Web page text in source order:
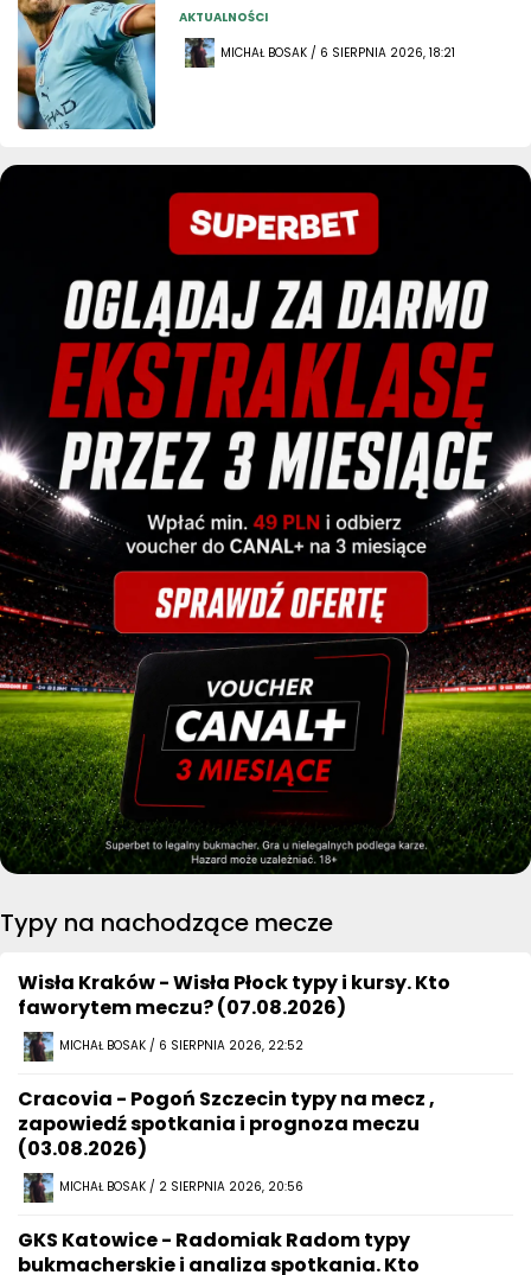
AKTUALNOŚCI
MICHAŁ BOSAK / 6 SIERPNIA 2026, 18:21
Typy na nachodzące mecze
Wisła Kraków - Wisła Płock typy i kursy. Kto
faworytem meczu? (07.08.2026)
MICHAŁ BOSAK / 6 SIERPNIA 2026, 22:52
Cracovia - Pogoń Szczecin typy na mecz ,
zapowiedź spotkania i prognoza meczu
(03.08.2026)
MICHAŁ BOSAK / 2 SIERPNIA 2026, 20:56
GKS Katowice - Radomiak Radom typy
bukmacherskie i analiza spotkania. Kto